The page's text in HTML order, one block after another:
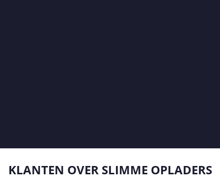
KLANTEN OVER SLIMME OPLADERS